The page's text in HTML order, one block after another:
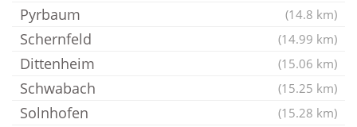
Pyrbaum (14.8 km)
Schernfeld (14.99 km)
Dittenheim (15.06 km)
Schwabach (15.25 km)
Solnhofen (15.28 km)